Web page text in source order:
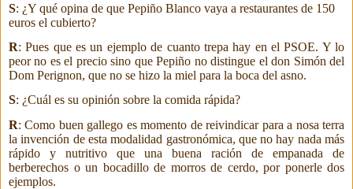
S: ¿Y qué opina de que Pepiño Blanco vaya a restaurantes de 150
euros el cubierto?
R: Pues que es un ejemplo de cuanto trepa hay en el PSOE. Y lo
peor no es el precio sino que Pepiño no distingue el don Simón del
Dom Perignon, que no se hizo la miel para la boca del asno.
S: ¿Cuál es su opinión sobre la comida rápida?
R: Como buen gallego es momento de reivindicar para a nosa terra
la invención de esta modalidad gastronómica, que no hay nada más
rápido y nutritivo que una buena ración de empanada de
berberechos o un bocadillo de morros de cerdo, por ponerle dos
ejemplos.